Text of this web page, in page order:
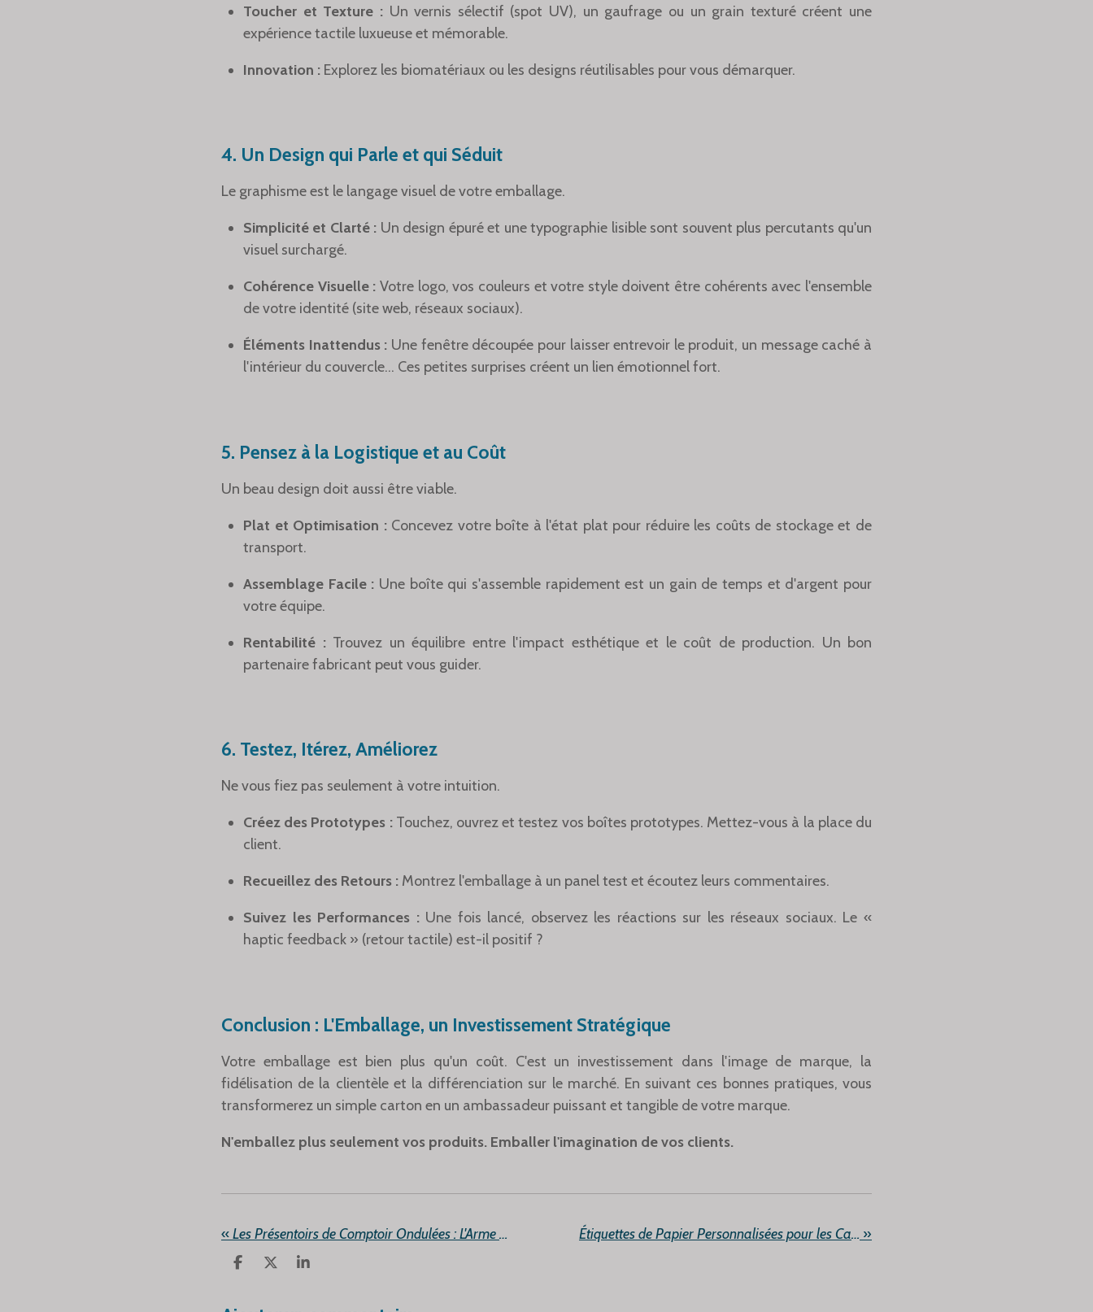
Toucher et Texture :Un vernis sélectif (spot UV), un gaufrage ou un grain texturé créent une
expérience tactile luxueuse et mémorable.
Innovation : Explorez les biomatériaux ou les designs réutilisables pour vous démarquer.
4. Un Design qui Parle et qui Séduit
Le graphisme est le langage visuel de votre emballage.
Simplicité et Clarté : Un design épuré et une typographie lisible sont souvent plus percutants qu'un
visuel surchargé.
Cohérence Visuelle : Votre logo, vos couleurs et votre style doivent être cohérents avec l'ensemble
de votre identité (site web, réseaux sociaux).
Éléments Inattendus : Une fenêtre découpée pour laisser entrevoir le produit, un message caché à
l'intérieur du couvercle… Ces petites surprises créent un lien émotionnel fort.
5. Pensez à la Logistique et au Coût
Un beau design doit aussi être viable.
Plat et Optimisation :Concevez votre boîte à l'état plat pour réduire les coûts de stockage et de
transport.
Assemblage Facile : Une boîte qui s'assemble rapidement est un gain de temps et d'argent pour
votre équipe.
Rentabilité :Trouvez un équilibre entre l'impact esthétique et le coût de production. Un bon
partenaire fabricant peut vous guider.
6. Testez, Itérez, Améliorez
Ne vous fiez pas seulement à votre intuition.
Créez des Prototypes :Touchez, ouvrez et testez vos boîtes prototypes. Mettez-vous à la place du
client.
Recueillez des Retours : Montrez l'emballage à un panel test et écoutez leurs commentaires.
Suivez les Performances :Une fois lancé, observez les réactions sur les réseaux sociaux. Le «
haptic feedback » (retour tactile) est-il positif ?
Conclusion : L'Emballage, un Investissement Stratégique
Votre emballage est bien plus qu'un coût. C'est un investissement dans l'image de marque, la
fidélisation de la clientèle et la différenciation sur le marché. En suivant ces bonnes pratiques, vous
transformerez un simple carton en un ambassadeur puissant et tangible de votre marque.
N'emballez plus seulement vos produits. Emballer l'imagination de vos clients.
« Les Présentoirs de Comptoir Ondulées : L'Arme Secrète pour une Mise en Valeur des Produits en Vrac Étiquettes de Papier Personnalisées pour les Cartes de Remerciement Professionnelles »
P
P
P